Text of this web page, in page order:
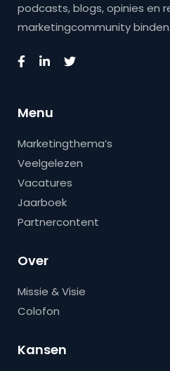
podcasts, blogs, opinies en
marketingcommunity binden.
Menu
Marketingthema’s
Veelgelezen
Vacatures
Jaarboek
Partnercontent
Over
Missie & Visie
Colofon
Kansen